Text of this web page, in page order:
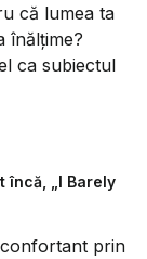
că lumea ta
înălțime?
ca subiectul
încă, „I Barely
prin